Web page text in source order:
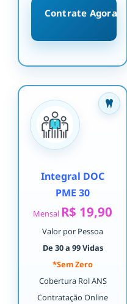
Contrate Agora
Integral DOC
PME 30
Mensal R$ 19,90
Valor por Pessoa
De 30 a 99 Vidas
*Sem Zero
Cobertura Rol ANS
Contratação Online